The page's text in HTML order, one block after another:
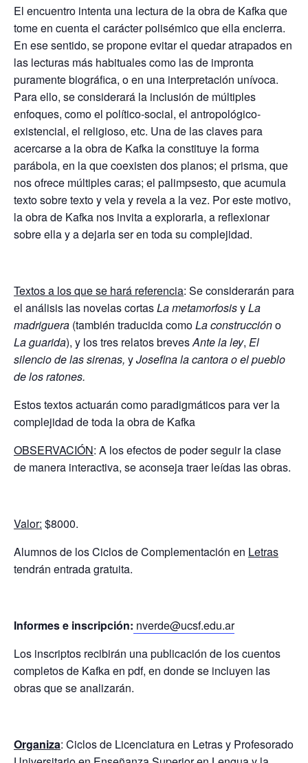
El encuentro intenta una lectura de la obra de Kafka que
tome en cuenta el carácter polisémico que ella encierra.
En ese sentido, se propone evitar el quedar atrapados en
las lecturas más habituales como las de impronta
puramente biográfica, o en una interpretación unívoca.
Para ello, se considerará la inclusión de múltiples
enfoques, como el político-social, el antropológico-
existencial, el religioso, etc. Una de las claves para
acercarse a la obra de Kafka la constituye la forma
parábola, en la que coexisten dos planos; el prisma, que
nos ofrece múltiples caras; el palimpsesto, que acumula
texto sobre texto y vela y revela a la vez. Por este motivo,
la obra de Kafka nos invita a explorarla, a reflexionar
sobre ella y a dejarla ser en toda su complejidad.
Textos a los que se hará referencia: Se considerarán para
el análisis las novelas cortasLa metamorfosisyLa
madriguera (también traducida comoLa construccióno
La guarida), y los tres relatos brevesAnte la ley, El
silencio de las sirenas, yJosefina la cantora o el pueblo
de los ratones.
Estos textos actuarán como paradigmáticos para ver la
complejidad de toda la obra de Kafka
OBSERVACIÓN: A los efectos de poder seguir la clase
de manera interactiva, se aconseja traer leídas las obras.
Valor: $8000.
Alumnos de los Ciclos de Complementación en Letras
tendrán entrada gratuita.
Informes e inscripción: nverde@ucsf.edu.ar
Los inscriptos recibirán una publicación de los cuentos
completos de Kafka en pdf, en donde se incluyen las
obras que se analizarán.
Organiza: Ciclos de Licenciatura en Letras y Profesorado